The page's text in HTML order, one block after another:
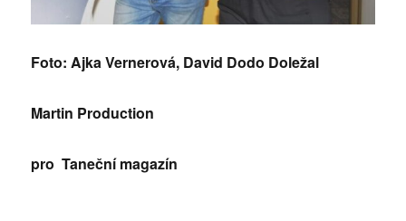
Foto: Ajka Vernerová, David Dodo Doležal
Martin Production
pro Taneční magazín